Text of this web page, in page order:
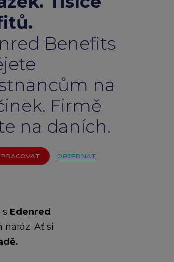
arrow_forward
Benefits
na
Firmě
na daních.
OBJEDNAT
s Edenred
naráz. Ať si